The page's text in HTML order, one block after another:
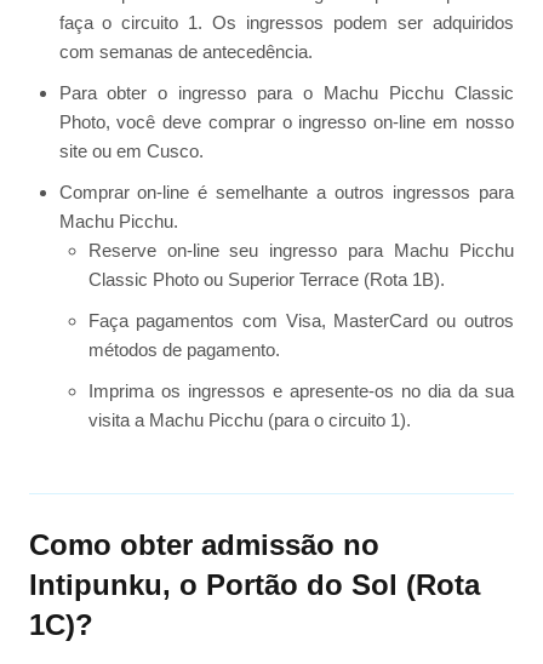
faça o circuito 1. Os ingressos podem ser adquiridos
com semanas de antecedência.
Para obter o ingresso para o Machu Picchu Classic
Photo, você deve comprar o ingresso on-line em nosso
site ou em Cusco.
Comprar on-line é semelhante a outros ingressos para
Machu Picchu.
Reserve on-line seu ingresso para Machu Picchu
Classic Photo ou Superior Terrace (Rota 1B).
Faça pagamentos com Visa, MasterCard ou outros
métodos de pagamento.
Imprima os ingressos e apresente-os no dia da sua
visita a Machu Picchu (para o circuito 1).
Como obter admissão no
Intipunku, o Portão do Sol (Rota
1C)?